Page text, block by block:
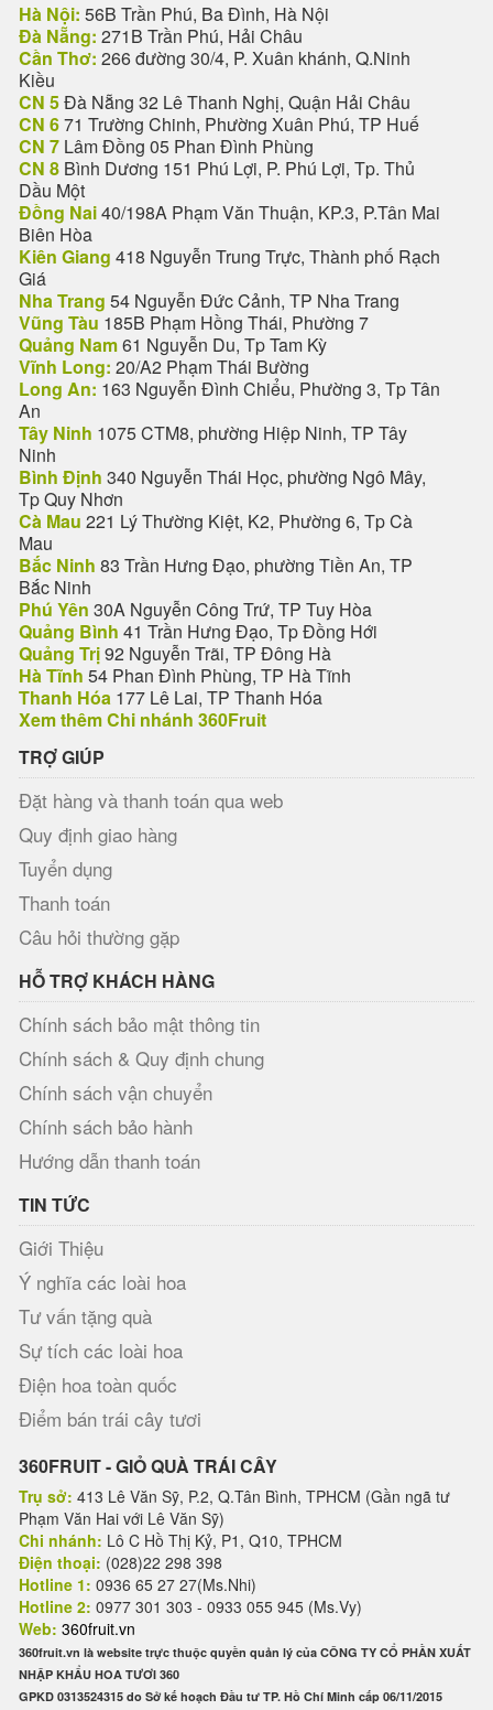
Hà Nội: 56B Trần Phú, Ba Đình, Hà Nội
Đà Nẵng: 271B Trần Phú, Hải Châu
Cần Thơ: 266 đường 30/4, P. Xuân khánh, Q.Ninh
Kiều
CN 5Đà Nẵng 32 Lê Thanh Nghị, Quận Hải Châu
CN 671 Trường Chinh, Phường Xuân Phú, TP Huế
CN 7 Lâm Đồng 05 Phan Đình Phùng
CN 8 Bình Dương 151 Phú Lợi, P. Phú Lợi, Tp. Thủ
Dầu Một
Đồng Nai40/198A Phạm Văn Thuận, KP.3, P.Tân Mai
Biên Hòa
Kiên Giang 418 Nguyễn Trung Trực, Thành phố Rạch
Giá
Nha Trang 54 Nguyễn Đức Cảnh, TP Nha Trang
Vũng Tàu 185B Phạm Hồng Thái, Phường 7
Quảng Nam61 Nguyễn Du, Tp Tam Kỳ
Vĩnh Long: 20/A2 Phạm Thái Bường
Long An: 163 Nguyễn Đình Chiểu, Phường 3, Tp Tân
An
Tây Ninh 1075 CTM8, phường Hiệp Ninh, TP Tây
Ninh
Bình Định 340 Nguyễn Thái Học, phường Ngô Mây,
Tp Quy Nhơn
Cà Mau 221 Lý Thường Kiệt, K2, Phường 6, Tp Cà
Mau
Bắc Ninh 83 Trần Hưng Đạo, phường Tiền An, TP
Bắc Ninh
Phú Yên 30A Nguyễn Công Trứ, TP Tuy Hòa
Quảng Bình 41 Trần Hưng Đạo, Tp Đồng Hới
Quảng Trị92 Nguyễn Trãi, TP Đông Hà
Hà Tĩnh 54 Phan Đình Phùng, TP Hà Tĩnh
Thanh Hóa 177 Lê Lai, TP Thanh Hóa
Xem thêm Chi nhánh 360Fruit
TRỢ GIÚP
Đặt hàng và thanh toán qua web
Quy định giao hàng
Tuyển dụng
Thanh toán
Câu hỏi thường gặp
HỖ TRỢ KHÁCH HÀNG
Chính sách bảo mật thông tin
Chính sách & Quy định chung
Chính sách vận chuyển
Chính sách bảo hành
Hướng dẫn thanh toán
TIN TỨC
Giới Thiệu
Ý nghĩa các loài hoa
Tư vấn tặng quà
Sự tích các loài hoa
Điện hoa toàn quốc
Điểm bán trái cây tươi
360FRUIT - GIỎ QUÀ TRÁI CÂY
Trụ sở: 413 Lê Văn Sỹ, P.2, Q.Tân Bình, TPHCM (Gần ngã tư
Phạm Văn Hai với Lê Văn Sỹ)
Chi nhánh: Lô C Hồ Thị Kỷ, P1, Q10, TPHCM
Điện thoại: (028)22 298 398
Hotline 1: 0936 65 27 27(Ms.Nhi)
Hotline 2: 0977 301 303 - 0933 055 945 (Ms.Vy)
Web: 360fruit.vn
360fruit.vn là website trực thuộc quyền quản lý của CÔNG TY CỔ PHẦN XUẤT
NHẬP KHẨU HOA TƯƠI 360
GPKD 0313524315 do Sở kế hoạch Đầu tư TP. Hồ Chí Minh cấp 06/11/2015